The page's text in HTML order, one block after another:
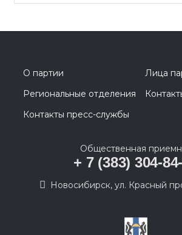
О партии
Лица
Региональные отделения
Контакты пресс-службы
Общественная
+ 7 (383) 304-
Новосибирск, ул. Красный